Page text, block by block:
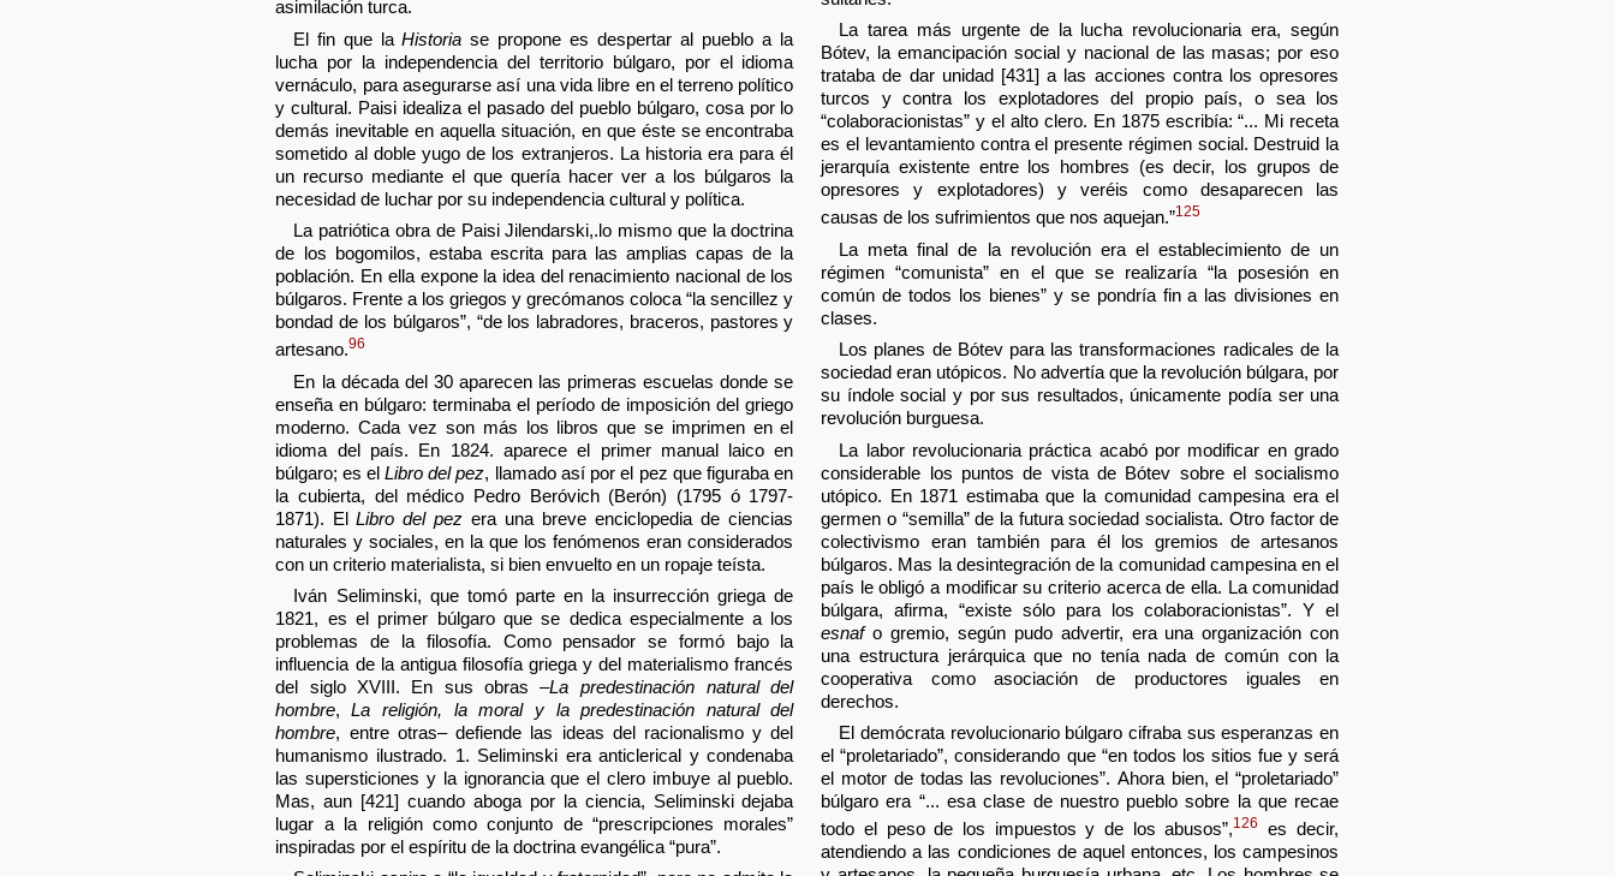
asimilación turca.
El fin que laHistoria se propone es despertar al pueblo a la
lucha por la independencia del territorio búlgaro, por el idioma
vernáculo, para asegurarse así una vida libre en el terreno político
y cultural. Paisi idealiza el pasado del pueblo búlgaro, cosa por lo
demás inevitable en aquella situación, en que éste se encontraba
sometido al doble yugo de los extranjeros. La historia era para él
un recurso mediante el que quería hacer ver a los búlgaros la
necesidad de luchar por su independencia cultural y política.
La patriótica obra de Paisi Jilendarski,.lo mismo que la doctrina
de los bogomilos, estaba escrita para las amplias capas de la
población. En ella expone la idea del renacimiento nacional de los
búlgaros. Frente a los griegos y grecómanos coloca “la sencillez y
bondad de los búlgaros”, “de los labradores, braceros, pastores y
artesano.96
En la década del 30 aparecen las primeras escuelas donde se
enseña en búlgaro: terminaba el período de imposición del griego
moderno. Cada vez son más los libros que se imprimen en el
idioma del país. En 1824. aparece el primer manual laico en
búlgaro; es elLibro del pez, llamado así por el pez que figuraba en
la cubierta, del médico Pedro Beróvich (Berón) (1795 ó 1797-
1871). ElLibro del pez era una breve enciclopedia de ciencias
naturales y sociales, en la que los fenómenos eran considerados
con un criterio materialista, si bien envuelto en un ropaje teísta.
Iván Seliminski, que tomó parte en la insurrección griega de
1821, es el primer búlgaro que se dedica especialmente a los
problemas de la filosofía. Como pensador se formó bajo la
influencia de la antigua filosofía griega y del materialismo francés
del siglo XVIII. En sus obras –La predestinación natural del
hombre,La religión, la moral y la predestinación natural del
hombre, entre otras– defiende las ideas del racionalismo y del
humanismo ilustrado. 1. Seliminski era anticlerical y condenaba
las supersticiones y la ignorancia que el clero imbuye al pueblo.
Mas, aun [421] cuando aboga por la ciencia, Seliminski dejaba
lugar a la religión como conjunto de “prescripciones morales”
inspiradas por el espíritu de la doctrina evangélica “pura”.
La tarea más urgente de la lucha revolucionaria era, según
Bótev, la emancipación social y nacional de las masas; por eso
trataba de dar unidad [431] a las acciones contra los opresores
turcos y contra los explotadores del propio país, o sea los
“colaboracionistas” y el alto clero. En 1875 escribía: “... Mi receta
es el levantamiento contra el presente régimen social. Destruid la
jerarquía existente entre los hombres (es decir, los grupos de
opresores y explotadores) y veréis como desaparecen las
causas de los sufrimientos que nos aquejan.”125
La meta final de la revolución era el establecimiento de un
régimen “comunista” en el que se realizaría “la posesión en
común de todos los bienes” y se pondría fin a las divisiones en
clases.
Los planes de Bótev para las transformaciones radicales de la
sociedad eran utópicos. No advertía que la revolución búlgara, por
su índole social y por sus resultados, únicamente podía ser una
revolución burguesa.
La labor revolucionaria práctica acabó por modificar en grado
considerable los puntos de vista de Bótev sobre el socialismo
utópico. En 1871 estimaba que la comunidad campesina era el
germen o “semilla” de la futura sociedad socialista. Otro factor de
colectivismo eran también para él los gremios de artesanos
búlgaros. Mas la desintegración de la comunidad campesina en el
país le obligó a modificar su criterio acerca de ella. La comunidad
búlgara, afirma, “existe sólo para los colaboracionistas”. Y el
esnafo gremio, según pudo advertir, era una organización con
una estructura jerárquica que no tenía nada de común con la
cooperativa como asociación de productores iguales en
derechos.
El demócrata revolucionario búlgaro cifraba sus esperanzas en
el “proletariado”, considerando que “en todos los sitios fue y será
el motor de todas las revoluciones”. Ahora bien, el “proletariado”
búlgaro era “... esa clase de nuestro pueblo sobre la que recae
todo el peso de los impuestos y de los abusos”,126
es decir,
atendiendo a las condiciones de aquel entonces, los campesinos